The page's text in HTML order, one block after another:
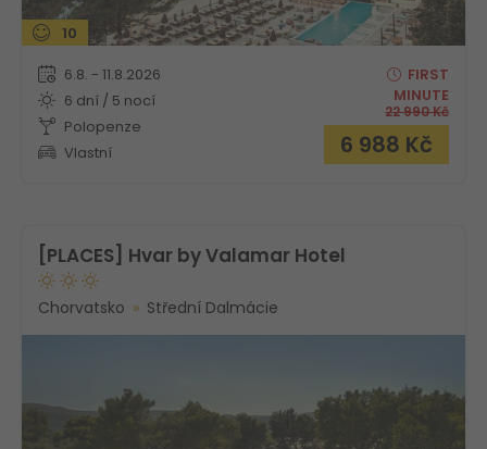
10
6.8. - 11.8.2026
6 dní / 5 nocí
Polopenze
Vlastní
FIRST
MINUTE
22 990Kč
6 988 Kč
[PLACES] Hvar by Valamar Hotel
Chorvatsko Střední Dalmácie